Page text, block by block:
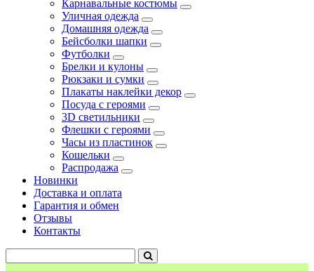
Карнавальные костюмы
Уличная одежда
Домашняя одежда
Бейсболки шапки
Футболки
Брелки и кулоны
Рюкзаки и сумки
Плакаты наклейки декор
Посуда с героями
3D светильники
Флешки с героями
Часы из пластинок
Кошельки
Распродажа
Новинки
Доставка и оплата
Гарантия и обмен
Отзывы
Контакты